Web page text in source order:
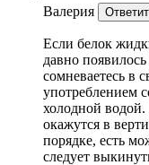
Валерия
Если белок
давно
сомневаетесь в
употреблением
холодной водой.
окажутся в
порядке, есть
следует